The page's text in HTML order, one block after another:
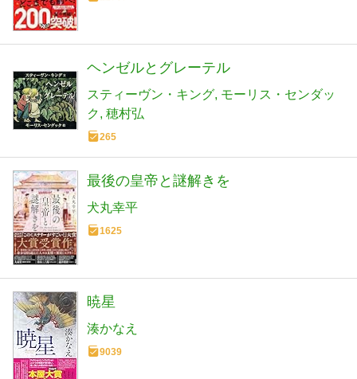
ヘンゼルとグレーテル
スティーヴン・キング モーリス・センダッ
ク 穂村弘
265
最後の皇帝と謎解きを
犬丸幸平
1625
暁星
湊かなえ
9039